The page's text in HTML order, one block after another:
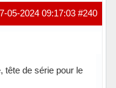
#240
05-2024 09:17:03
tête de série pour le